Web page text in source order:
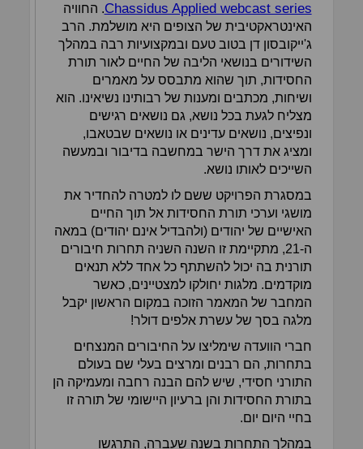
Chassidus Applied webcast series. החוויה
האינטראקטיבית של הצופים היא מושלמת. הרב
ג'ייקובסון דן בטוב טעם ובמקצועיות רבה במהלך
השידורים בנושאי הליבה של החיים לאור תורת
החסידות, תוך שהוא מתבסס על מאמרים
ושיחות, מכתבים ומענות של רבותינו נשיאינו. הוא
מצליח לגעת בכל נושא, גם נושאים רגישים
ונפיצים, נושאים עדינים או נושאים שבטאבו,
ומציג את דרך הישר במחשבה בדיבור ובמעשה
השייכים לאותו נושא.
במסגרת הפרויקט ששם לו למטרה להחדיר את
מושגי וערכי תורת החסידות אל תוך החיים
האישיים של יהודים (ולהבדיל אינם יהודים) במאה
ה-21, מתקיימת זו השנה השניה תחרות חיבורים
תורנית בה יכול להשתתף כל אחד ללא תנאים
מוקדמים. מלגות יחולקו למצטיינים, כאשר
המחבר של המאמר הזוכה במקום הראשון יקבל
מלגה בסך של עשרת אלפים דולר!
חברי הוועדה שימליצו על החיבורים המנצחים
בתחרות, הם רבנים ומרצים בעלי שם בעולם
התורני חסידי, שיש להם הבנה רחבה ומעמיקה הן
בתורת החסידות והן ברעיון היישומי של תורה זו
בחיי היום יום.
במהלך התחרות בשנה שעברה, התרגשו